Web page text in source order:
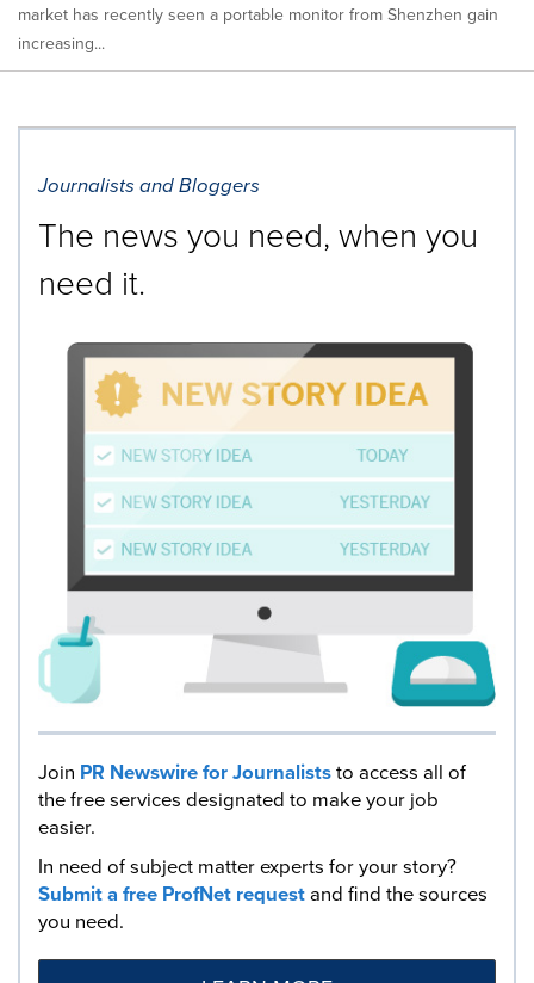
market has recently seen a portable monitor from Shenzhen gain
increasing...
Journalists and Bloggers
The news you need, when you
need it.
Join PR Newswire for Journaliststo access all of
the free services designated to make your job
easier.
In need of subject matter experts for your story?
Submit a free ProfNet requestand find the sources
you need.